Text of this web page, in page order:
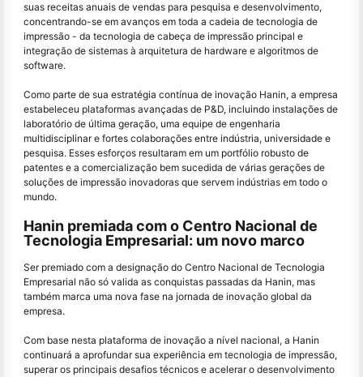
suas receitas anuais de vendas para pesquisa e desenvolvimento,
concentrando-se em avanços em toda a cadeia de tecnologia de
impressão - da tecnologia de cabeça de impressão principal e
integração de sistemas à arquitetura de hardware e algoritmos de
software.
Como parte de sua estratégia contínua de inovação Hanin, a empresa
estabeleceu plataformas avançadas de P&D, incluindo instalações de
laboratório de última geração, uma equipe de engenharia
multidisciplinar e fortes colaborações entre indústria, universidade e
pesquisa. Esses esforços resultaram em um portfólio robusto de
patentes e a comercialização bem sucedida de várias gerações de
soluções de impressão inovadoras que servem indústrias em todo o
mundo.
Hanin premiada com o Centro Nacional de
Tecnologia Empresarial: um novo marco
Ser premiado com a designação do Centro Nacional de Tecnologia
Empresarial não só valida as conquistas passadas da Hanin, mas
também marca uma nova fase na jornada de inovação global da
empresa.
Com base nesta plataforma de inovação a nível nacional, a Hanin
continuará a aprofundar sua experiência em tecnologia de impressão,
superar os principais desafios técnicos e acelerar o desenvolvimento